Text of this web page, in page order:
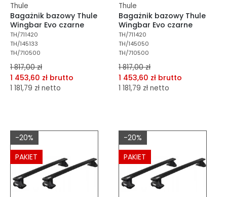
Thule
Bagażnik bazowy Thule
Wingbar Evo czarne
TH/711420
TH/145133
TH/710500
1 817,00 zł
1 453,60 zł brutto
1 181,79 zł netto
Do koszyka
Thule
Bagażnik bazowy Thule
Wingbar Evo czarne
TH/711420
TH/145050
TH/710500
1 817,00 zł
1 453,60 zł brutto
1 181,79 zł netto
Do koszyka
-20%
PAKIET
-20%
PAKIET